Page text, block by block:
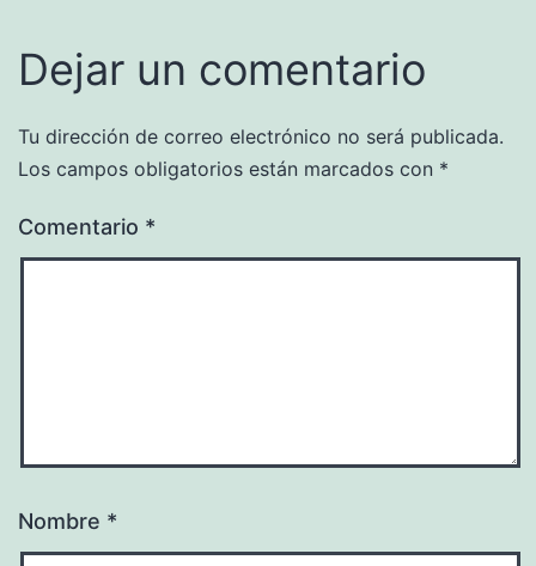
Dejar un comentario
Tu dirección de correo electrónico no será publicada.
Los campos obligatorios están marcados con *
Comentario *
Nombre *